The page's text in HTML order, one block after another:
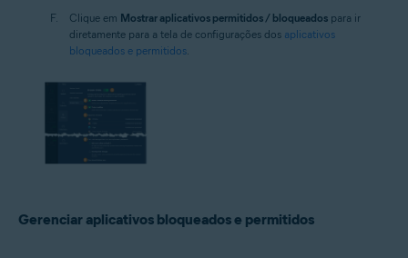
Clique em Mostrar aplicativos permitidos / bloqueados para ir
diretamente para a tela de configurações dos aplicativos
bloqueados e permitidos.
Gerenciar aplicativos bloqueados e permitidos